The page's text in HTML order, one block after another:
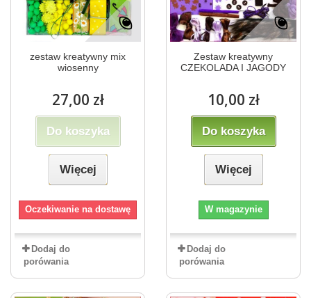
zestaw kreatywny mix
wiosenny
27,00 zł
Do koszyka
Więcej
Oczekiwanie na dostawę
Dodaj do
porówania
Zestaw kreatywny
CZEKOLADA I JAGODY
10,00 zł
Do koszyka
Więcej
W magazynie
Dodaj do
porówania